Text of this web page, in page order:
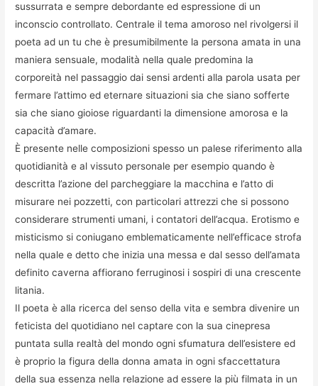
sussurrata e sempre debordante ed espressione di un
inconscio controllato. Centrale il tema amoroso nel rivolgersi il
poeta ad un tu che è presumibilmente la persona amata in una
maniera sensuale, modalità nella quale predomina la
corporeità nel passaggio dai sensi ardenti alla parola usata per
fermare l’attimo ed eternare situazioni sia che siano sofferte
sia che siano gioiose riguardanti la dimensione amorosa e la
capacità d’amare.
È presente nelle composizioni spesso un palese riferimento alla
quotidianità e al vissuto personale per esempio quando è
descritta l’azione del parcheggiare la macchina e l’atto di
misurare nei pozzetti, con particolari attrezzi che si possono
considerare strumenti umani, i contatori dell’acqua. Erotismo e
misticismo si coniugano emblematicamente nell’efficace strofa
nella quale e detto che inizia una messa e dal sesso dell’amata
definito caverna affiorano ferruginosi i sospiri di una crescente
litania.
Il poeta è alla ricerca del senso della vita e sembra divenire un
feticista del quotidiano nel captare con la sua cinepresa
puntata sulla realtà del mondo ogni sfumatura dell’esistere ed
è proprio la figura della donna amata in ogni sfaccettatura
della sua essenza nella relazione ad essere la più filmata in un